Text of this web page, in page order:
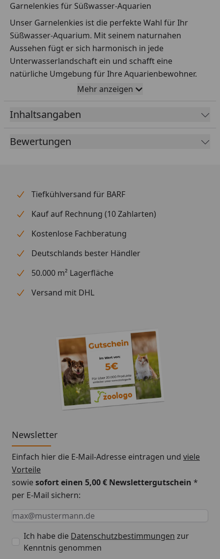
Garnelenkies für Süßwasser-Aquarien
Unser Garnelenkies ist die perfekte Wahl für Ihr
Süßwasser-Aquarium. Mit seinem naturnahen
Aussehen fügt er sich harmonisch in jede
Unterwasserlandschaft ein und schafft eine
natürliche Umgebung für Ihre Aquarienbewohner.
Naturnahes Aussehen: Der Kies bietet eine
ästhetisch ansprechende Optik, die Ihrem
Frei von Schadstoffen: Unser Kies ist garantiert frei
Schutz für Bodenfische: Die gerundeten Kanten
(Körnung 0,7 – 1,2 mm) sorgen für einen sicheren
Lebensraum, besonders für Bodenfische und
Lichtbeständig: Der Kies behält seine Farbe und
Qualität auch bei intensiver Beleuchtung.
CO₂-beständig und härteneutral: Der Kies ist
resistent gegen CO₂ und beeinflusst die
Wasserhärte nicht, was ihn ideal für bepflanzte
Garnelenkies eine natürliche und sichere Umgebung!
Mehr anzeigen
Inhaltsangaben
Bewertungen
Tiefkühlversand für BARF
Kauf auf Rechnung (10 Zahlarten)
Kostenlose Fachberatung
Deutschlands bester Händler
50.000 m² Lagerfläche
Versand mit DHL
Newsletter
Einfach hier die E-Mail-Adresse eintragen und viele
Vorteile
sowiesofort einen 5,00 € Newslettergutschein *
per E-Mail sichern:
Keine Eingabe erforderlich
Eingabe erforderlich
E-Mail *
Ich habe die Datenschutzbestimmungen zur
Kenntnis genommen